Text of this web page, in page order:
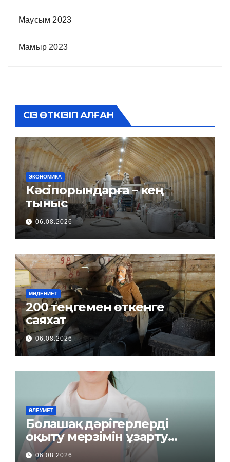
Маусым 2023
Мамыр 2023
СІЗ ӨТКІЗІП АЛҒАН
ЭКОНОМИКА
Кәсіпорындарға – кең
тыныс
06.08.2026
МӘДЕНИЕТ
200 теңгемен өткенге
саяхат
06.08.2026
ӘЛЕУМЕТ
Болашақ дәрігерлерді
оқыту мерзімін ұзарту
керек пе?
06.08.2026